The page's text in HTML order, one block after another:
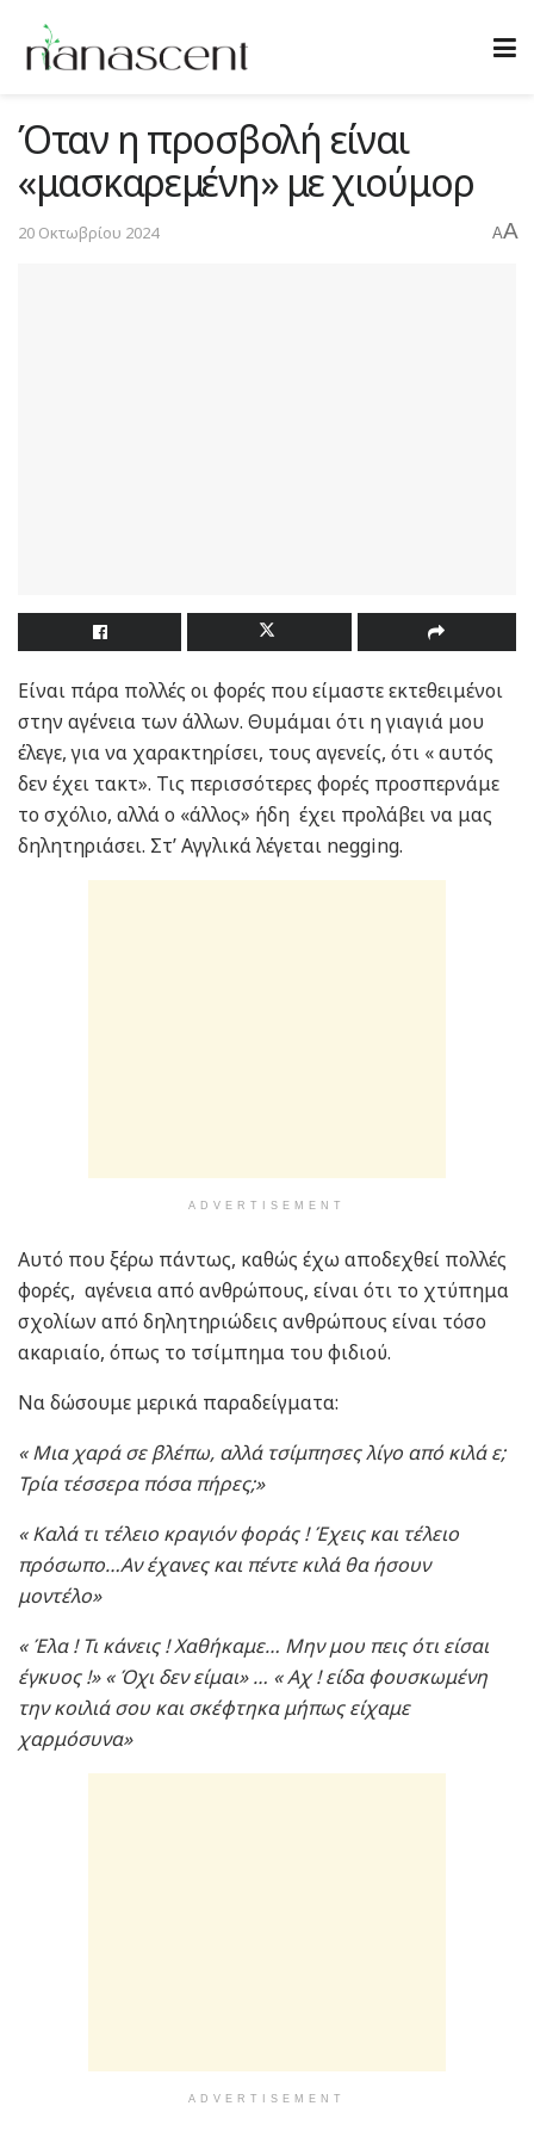
Όταν η προσβολή είναι
«μασκαρεμένη» με χιούμορ
20 Οκτωβρίου 2024 AA
Είναι πάρα πολλές οι φορές που είμαστε εκτεθειμένοι
στην αγένεια των άλλων. Θυμάμαι ότι η γιαγιά μου
έλεγε, για να χαρακτηρίσει, τους αγενείς, ότι « αυτός
δεν έχει τακτ». Τις περισσότερες φορές προσπερνάμε
το σχόλιο, αλλά ο «άλλος» ήδη έχει προλάβει να μας
δηλητηριάσει. Στ’ Αγγλικά λέγεται negging.
ADVERTISEMENT
Αυτό που ξέρω πάντως, καθώς έχω αποδεχθεί πολλές
φορές, αγένεια από ανθρώπους, είναι ότι το χτύπημα
σχολίων από δηλητηριώδεις ανθρώπους είναι τόσο
ακαριαίο, όπως το τσίμπημα του φιδιού.
Να δώσουμε μερικά παραδείγματα:
« Μια χαρά σε βλέπω, αλλά τσίμπησες λίγο από κιλά ε;
Τρία τέσσερα πόσα πήρες;»
« Καλά τι τέλειο κραγιόν φοράς ! Έχεις και τέλειο
πρόσωπο…Αν έχανες και πέντε κιλά θα ήσουν
μοντέλο»
« Έλα ! Τι κάνεις ! Χαθήκαμε… Μην μου πεις ότι είσαι
έγκυος !» « Όχι δεν είμαι» … « Αχ ! είδα φουσκωμένη
την κοιλιά σου και σκέφτηκα μήπως είχαμε
χαρμόσυνα»
ADVERTISEMENT